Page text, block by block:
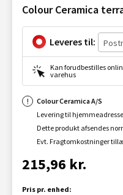
Colour Ceramica
Leveres til:
Kan forudbestilles
varehus
Colour Ceramica A/S
Levering til hjemmeadresse
Dette produkt afsendes
Evt. Fragtomkostninger
215,96 kr.
Pris pr. enhed: